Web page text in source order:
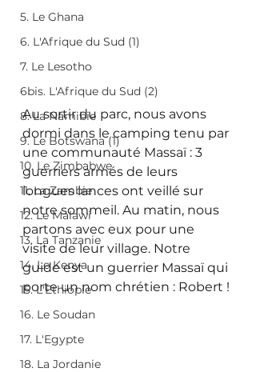
5. Le Ghana
6. L'Afrique du Sud (1)
7. Le Lesotho
6bis. L'Afrique du Sud (2)
8. La Namibie
9. Le Botswana (1)
10. Le Zimbabwe
11. La Zambie
12. Le Malawi
13. La Tanzanie
14. Le Kenya
15. L'Ethiopie
16. Le Soudan
17. L'Egypte
18. La Jordanie
Au sortir du parc, nous avons
dormi dans le camping tenu par
une communauté Massaï : 3
guerriers armés de leurs
longues lances ont veillé sur
notre sommeil. Au matin, nous
partons avec eux pour une
visite de leur village. Notre
guide est un guerrier Massaï qui
porte un nom chrétien : Robert !